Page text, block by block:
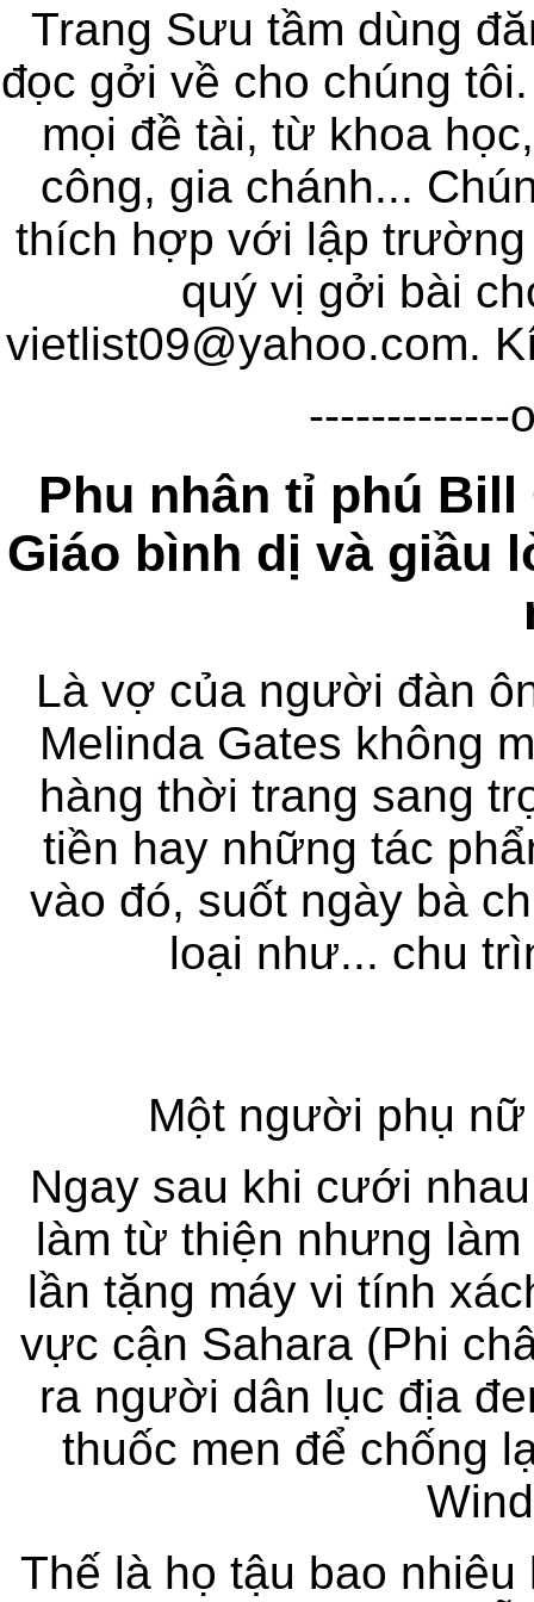
Trang Sưu tầm dùng
đọc gởi về cho chúng
mọi đề tài, từ khoa
công, gia chánh...
thích hợp với lập
quý vị gởi bài
vietlist09@yahoo.com.
-------------
Phu nhân tỉ phú
Giáo bình dị và giầu
Là vợ của người đàn
Melinda Gates không
hàng thời trang sang
tiền hay những tác
vào đó, suốt ngày bà
loại như... chu
Một người phụ
Ngay sau khi cưới
làm từ thiện nhưng
lần tặng máy vi tính
vực cận Sahara (Phi
ra người dân lục địa
thuốc men để chống
Thế là họ tậu bao